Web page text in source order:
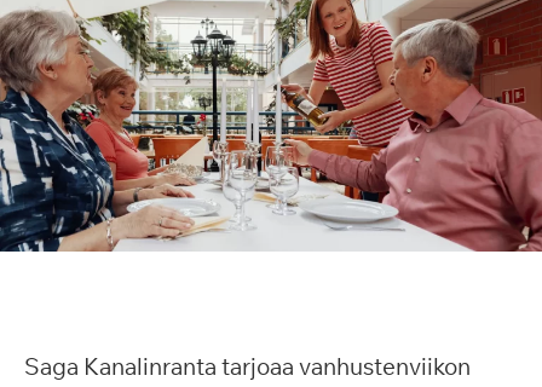
Saga Kanalinranta tarjoaa vanhustenviikon